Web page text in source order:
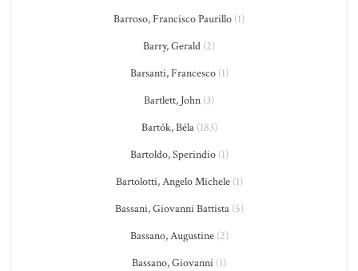
Barroso, Francisco Paurillo (1)
Barry, Gerald (2)
Barsanti, Francesco(1)
Bartlett, John (3)
Bartók, Béla(183)
Bartoldo, Sperindio(1)
Bartolotti, Angelo Michele(1)
Bassani, Giovanni Battista(5)
Bassano, Augustine(2)
Bassano, Giovanni (1)